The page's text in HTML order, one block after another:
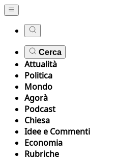
Cerca
Attualità
Politica
Mondo
Agorà
Podcast
Chiesa
Idee e Commenti
Economia
Rubriche